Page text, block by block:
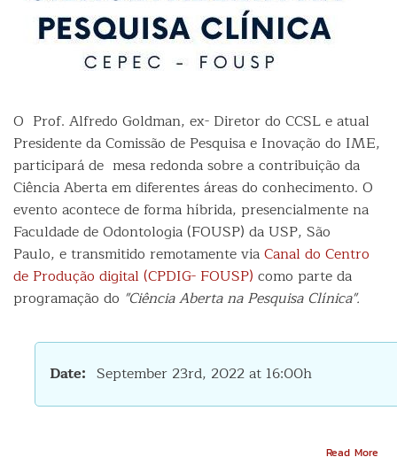
O Prof. Alfredo Goldman, ex- Diretor do CCSL e atual
Presidente da Comissão de Pesquisa e Inovação do IME,
participará de mesa redonda sobre a contribuição da
Ciência Aberta em diferentes áreas do conhecimento. O
evento acontece de forma híbrida, presencialmente na
Faculdade de Odontologia (FOUSP) da USP, São
Paulo, e transmitido remotamente viaCanal do Centro
de Produção digital (CPDIG- FOUSP) como parte da
programação do "Ciência Aberta na Pesquisa Clínica".
Date September 23rd, 2022 at 16:00h
Read More